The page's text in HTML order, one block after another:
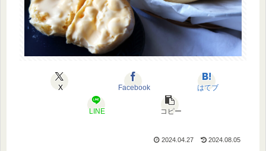
X Facebook はてブ
LINE コピー
2024.04.27 2024.08.05